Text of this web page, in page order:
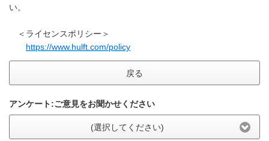
い。
＜ライセンスポリシー＞
https://www.hulft.com/policy
戻る
アンケート:ご意見をお聞かせください
(選択してください)